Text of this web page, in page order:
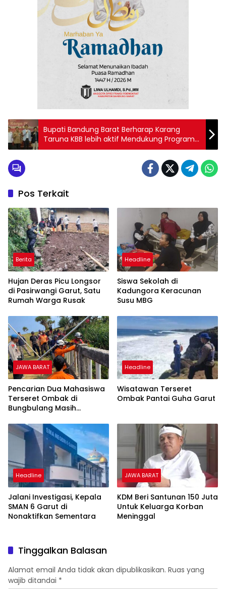
Bupati Bandung Barat Berharap Karang
Taruna KBB lebih aktif Mendukung Program
Pemerintah
Pos Terkait
Berita
Hujan Deras Picu Longsor
di Pasirwangi Garut, Satu
Rumah Warga Rusak
Headline
Siswa Sekolah di
Kadungora Keracunan
Susu MBG
JAWA BARAT
Pencarian Dua Mahasiswa
Terseret Ombak di
Bungbulang Masih
Headline
Wisatawan Terseret
Ombak Pantai Guha Garut
Headline
Jalani Investigasi, Kepala
SMAN 6 Garut di
Nonaktifkan Sementara
JAWA BARAT
KDM Beri Santunan 150 Juta
Untuk Keluarga Korban
Meninggal
Tinggalkan Balasan
Alamat email Anda tidak akan dipublikasikan. Ruas yang
wajib ditandai *